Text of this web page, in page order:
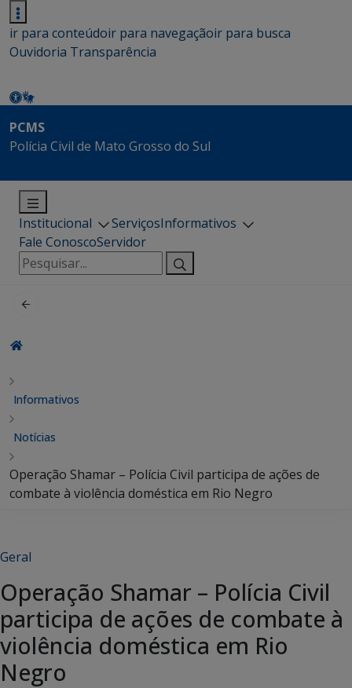
ir para conteúdoir para navegaçãoir para busca
Ouvidoria Transparência
PCMS
Polícia Civil de Mato Grosso do Sul
Institucional ServiçosInformativos
Fale ConoscoServidor
Pesquisar
por:
Informativos
Notícias
Operação Shamar – Polícia Civil participa de ações de
combate à violência doméstica em Rio Negro
Geral
Operação Shamar – Polícia Civil
participa de ações de combate à
violência doméstica em Rio
Negro